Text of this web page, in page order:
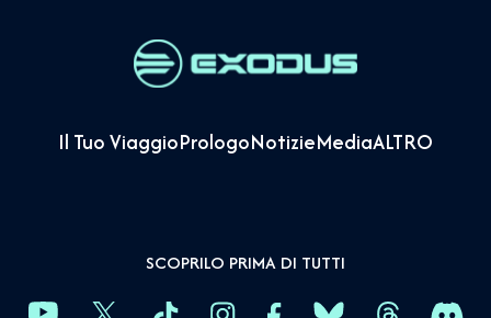
Il Tuo ViaggioPrologoNotizieMediaALTRO
SCOPRILO PRIMA DI TUTTI